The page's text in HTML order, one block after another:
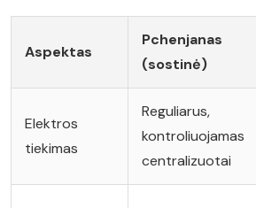
Aspektas
Pchenjanas
(sostinė)
Elektros
tiekimas
Reguliarus,
kontroliuojamas
centralizuotai